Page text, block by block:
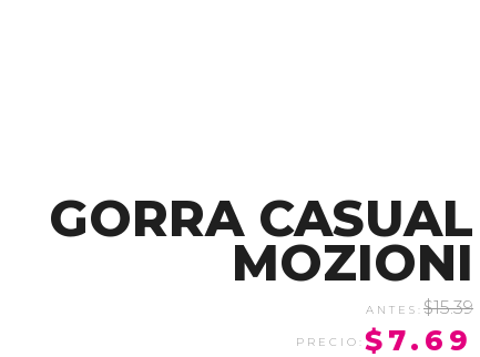
GORRA CASUAL
MOZIONI
$15.39
$7.69